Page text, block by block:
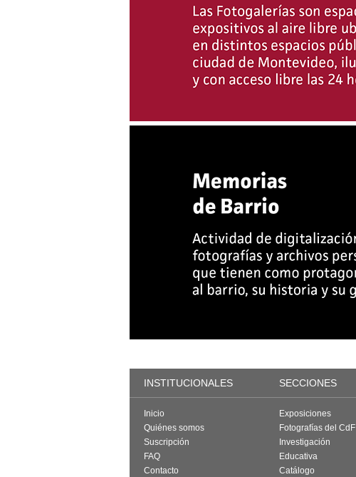
INSTITUCIONALES SECCIONES
Inicio
Quiénes somos
Suscripción
FAQ
Contacto
Exposiciones
Fotografías del CdF
Investigación
Educativa
Catálogo